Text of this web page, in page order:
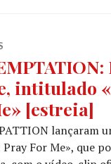
intitulado
[estreia]
lançaram
For Me», que